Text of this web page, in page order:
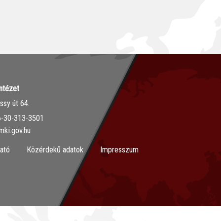
út 64.
313-3501
Közérdekű adatok Impresszum